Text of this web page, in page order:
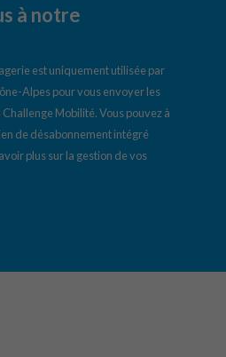
à notre
est uniquement utilisée par
Alpes pour vous envoyer les
Mobilité. Vous pouvez à
de désabonnement intégré
plus sur la gestion de vos